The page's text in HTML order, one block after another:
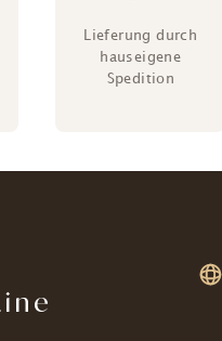
Lieferung durch
hauseigene
Spedition